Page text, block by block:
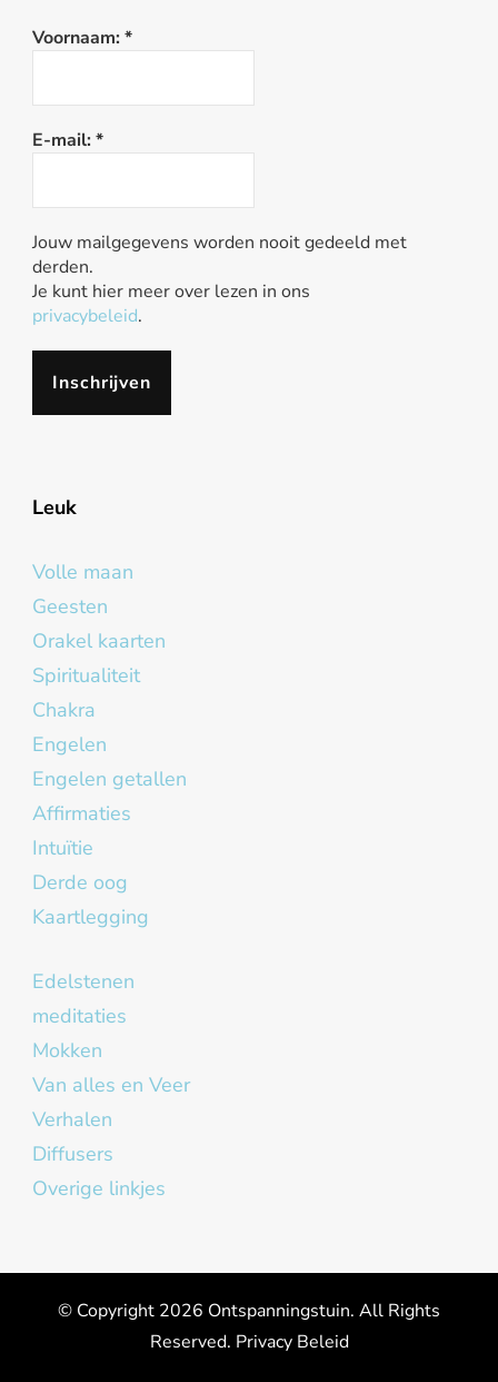
Voornaam: *
E-mail: *
Jouw mailgegevens worden nooit gedeeld met
derden.
Je kunt hier meer over lezen in ons
privacybeleid.
Leuk
Volle maan
Geesten
Orakel kaarten
Spiritualiteit
Chakra
Engelen
Engelen getallen
Affirmaties
Intuïtie
Derde oog
Kaartlegging
Edelstenen
meditaties
Mokken
Van alles en Veer
Verhalen
Diffusers
Overige linkjes
© Copyright 2026 Ontspanningstuin. All Rights
Reserved. Privacy Beleid